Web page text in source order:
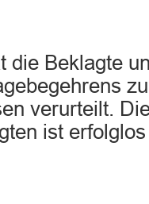
die Beklagte
verurteilt.
ist